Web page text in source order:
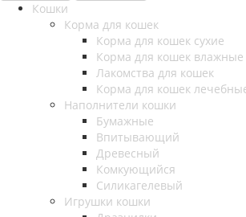
Кошки
Корма для кошек
Корма для кошек сухие
Корма для кошек влажные
Лакомства для кошек
Корма для кошек
Наполнители кошки
Бумажные
Впитывающий
Древесный
Комкующийся
Силикагелевый
Игрушки кошки